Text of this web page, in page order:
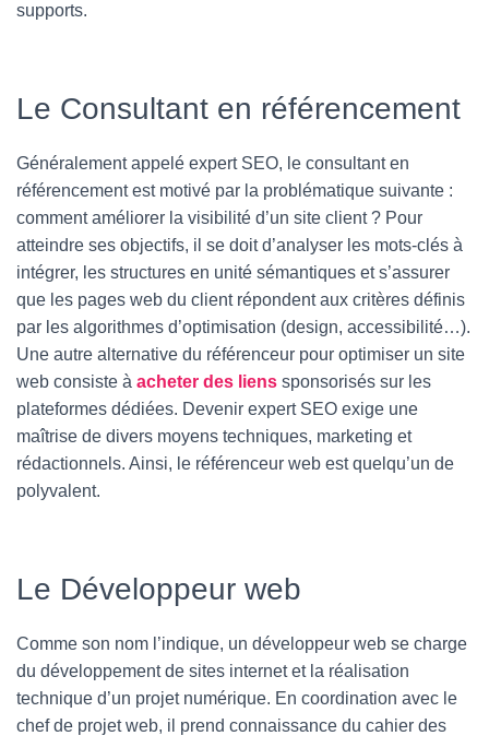
supports.
Le Consultant en référencement
Généralement appelé expert SEO, le consultant en
référencement est motivé par la problématique suivante :
comment améliorer la visibilité d’un site client ? Pour
atteindre ses objectifs, il se doit d’analyser les mots-clés à
intégrer, les structures en unité sémantiques et s’assurer
que les pages web du client répondent aux critères définis
par les algorithmes d’optimisation (design, accessibilité…).
Une autre alternative du référenceur pour optimiser un site
web consiste à acheter des liens sponsorisés sur les
plateformes dédiées. Devenir expert SEO exige une
maîtrise de divers moyens techniques, marketing et
rédactionnels. Ainsi, le référenceur web est quelqu’un de
polyvalent.
Le Développeur web
Comme son nom l’indique, un développeur web se charge
du développement de sites internet et la réalisation
technique d’un projet numérique. En coordination avec le
chef de projet web, il prend connaissance du cahier des